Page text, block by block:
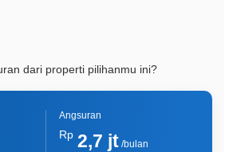
dari properti pilihanmu ini?
Angsuran
Rp 2,7 jt/bulan